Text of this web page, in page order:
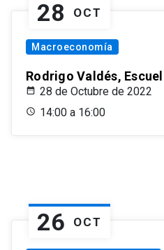
28 OCT
Macroeconomía
Rodrigo Valdés,
28 de Octubre de 2022
14:00 a 16:00
26 OCT